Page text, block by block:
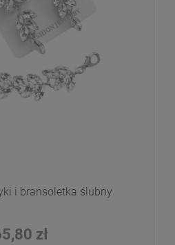
i bransoletka ślubny
zł